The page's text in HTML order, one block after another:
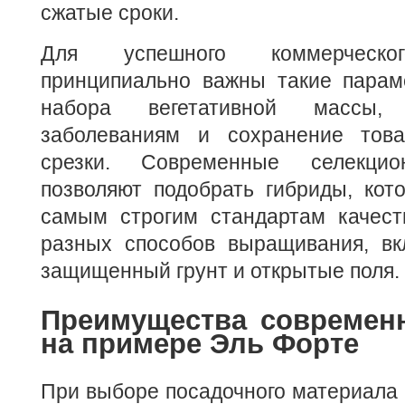
сжатые сроки.
Для успешного
принципиально важны такие
набора вегетативной массы,
заболеваниям и сохранение
срезки. Современные
позволяют подобрать гибриды,
самым строгим стандартам
разных способов выращивания,
защищенный грунт и открытые поля.
Преимущества
на примере Эль Форте
При выборе посадочного